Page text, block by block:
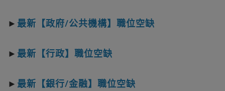
► 最新【政府/公共機構】職位空缺
► 最新【行政】職位空缺
► 最新【銀行/金融】職位空缺